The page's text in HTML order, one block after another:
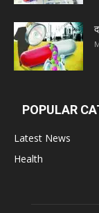
POPULAR
Latest News
Health